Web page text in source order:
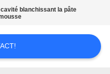
blanchissant la pâte